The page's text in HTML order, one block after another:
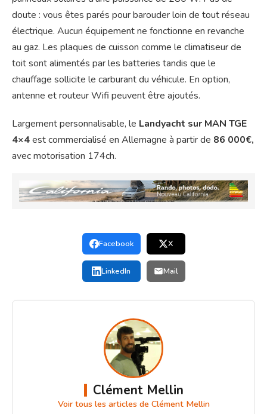
doute : vous êtes parés pour barouder loin de tout réseau
électrique. Aucun équipement ne fonctionne en revanche
au gaz. Les plaques de cuisson comme le climatiseur de
toit sont alimentés par les batteries tandis que le
chauffage sollicite le carburant du véhicule. En option,
antenne et routeur Wifi peuvent être ajoutés.
Largement personnalisable, le Landyacht sur MAN TGE
4×4est commercialisé en Allemagne à partir de 86 000€,
avec motorisation 174ch.
Facebook X
LinkedIn Mail
Clément Mellin
Voir tous les articles de Clément Mellin